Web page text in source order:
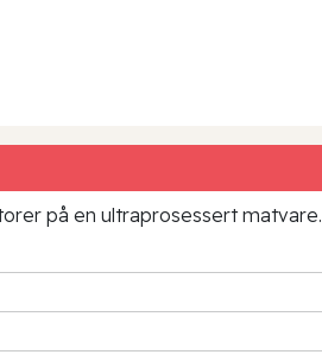
på en ultraprosessert matvare.